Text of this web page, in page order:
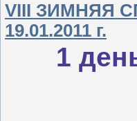
VIII ЗИМНЯЯ
19.01.2011 г.
1